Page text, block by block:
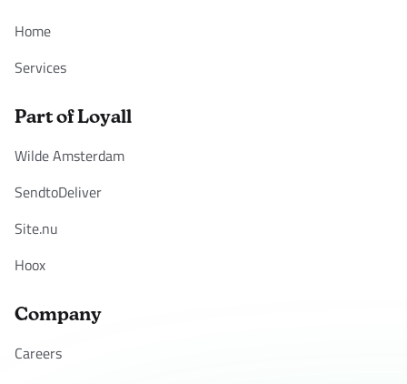
Home
Services
Part of Loyall
Wilde Amsterdam
SendtoDeliver
Site.nu
Hoox
Company
Careers